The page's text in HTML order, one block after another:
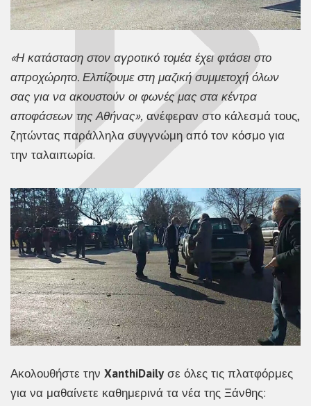
«Η κατάσταση στον αγροτικό τομέα έχει φτάσει στο
απροχώρητο. Ελπίζουμε στη μαζική συμμετοχή όλων
σας για να ακουστούν οι φωνές μας στα κέντρα
αποφάσεων της Αθήνας», ανέφεραν στο κάλεσμά τους,
ζητώντας παράλληλα συγγνώμη από τον κόσμο για
την ταλαιπωρία.
Ακολουθήστε την XanthiDaily σε όλες τις πλατφόρμες
για να μαθαίνετε καθημερινά τα νέα της Ξάνθης: